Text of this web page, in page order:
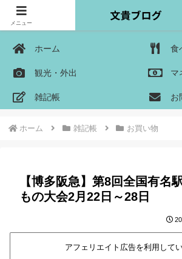
ホーム 食
観光・外出 マ
雑記帳 お
ホーム 雑記帳 お買い物
【博多阪急】第8回全国有名
もの大会2月22日～28日
アフェリエイト広告を利用してい
メニュー